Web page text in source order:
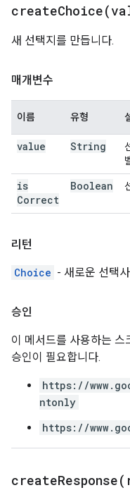
createChoice(
새 선택지를 만듭니다.
매개변수
이름 유형
value String
is
Correct
Boolean
리턴
Choice - 새로운 선택
승인
이 메서드를 사용하는 스
승인이 필요합니다.
https://
ntonly
https://
createResponse(